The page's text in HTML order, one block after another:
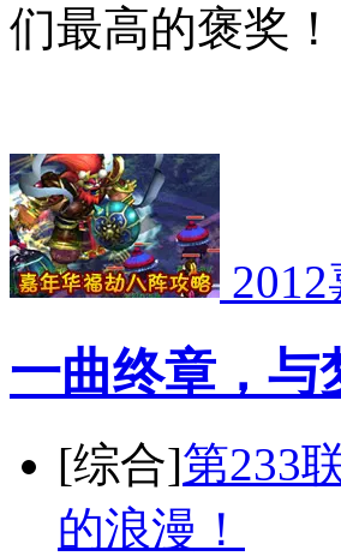
们最高的褒奖！
一曲终章，与
[综合]第233
的浪漫！